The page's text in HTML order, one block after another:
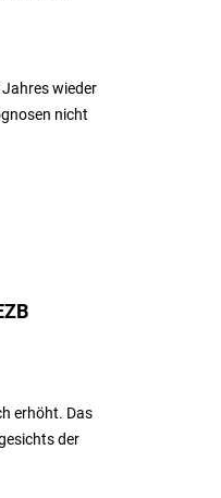
wieder
nicht
erhöht. Das
der